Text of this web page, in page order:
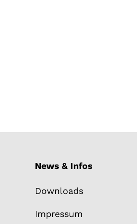
News & Infos
Downloads
Impressum